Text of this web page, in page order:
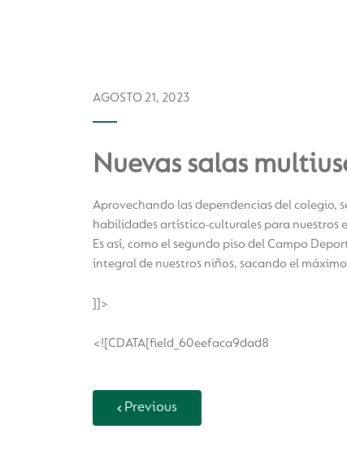
AGOSTO 21, 2023
Nuevas salas
Aprovechando las dependencias del colegio,
habilidades artístico-culturales para nuestros
Es así, como el segundo piso del Campo
integral de nuestros niños, sacando el
]]>
<![CDATA[field_60eefaca9dad8
Previous